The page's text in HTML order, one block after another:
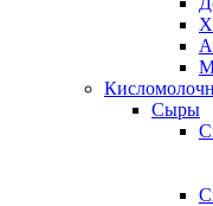
Сыры